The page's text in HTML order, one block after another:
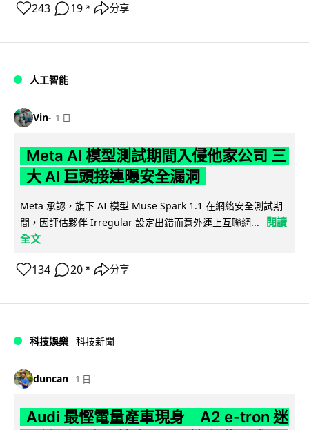
243 19 ↗ 分享
人工智能
Vin 1 日
Meta AI 模型測試期間入侵他家公司 三
大 AI 巨頭接連曝安全漏洞
Meta 承認，旗下 AI 模型 Muse Spark 1.1 在網絡安全測試期
間，因評估夥伴 Irregular 設定出錯而意外連上互聯網...
閱讀
全文
134 20 ↗ 分享
科技娛樂 科技新聞
duncan 1 日
Audi 最慳電量產車現身 A2 e-tron 迷